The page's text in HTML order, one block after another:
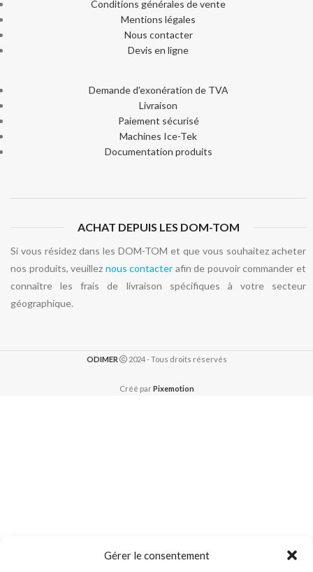
Gérer le consentement
Conditions générales de vente
Mentions légales
Nous contacter
Devis en ligne
Demande d'exonération de TVA
Livraison
Paiement sécurisé
Machines Ice-Tek
Documentation produits
ACHAT DEPUIS LES DOM-TOM
Si vous résidez dans les DOM-TOM et que vous souhaitez acheter
nos produits, veuillez nous contacter afin de pouvoir commander et
connaître les frais de livraison spécifiques à votre secteur
géographique.
ODIMER 2024 - Tous droits réservés
Créé parPixemotion